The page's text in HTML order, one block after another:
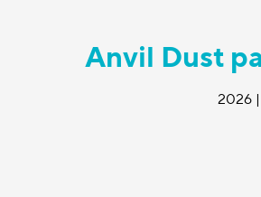
Anvil Dust
2026